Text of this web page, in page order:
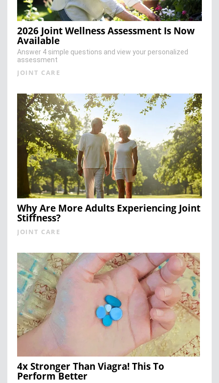
2026 Joint Wellness Assessment Is Now
Available
Answer 4 simple questions and view your personalized
assessment
JOINT CARE
Why Are More Adults Experiencing Joint
Stiffness?
JOINT CARE
4x Stronger Than Viagra! This To
Perform Better